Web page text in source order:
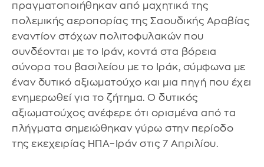
πραγματοποιήθηκαν από μαχητικά της
πολεμικής αεροπορίας της Σαουδικής Αραβίας
εναντίον στόχων πολιτοφυλακών που
συνδέονται με το Ιράν, κοντά στα βόρεια
σύνορα του βασιλείου με το Ιράκ, σύμφωνα με
έναν δυτικό αξιωματούχο και μια πηγή που έχει
ενημερωθεί για το ζήτημα. Ο δυτικός
αξιωματούχος ανέφερε ότι ορισμένα από τα
πλήγματα σημειώθηκαν γύρω στην περίοδο
της εκεχειρίας ΗΠΑ–Ιράν στις 7 Απριλίου.